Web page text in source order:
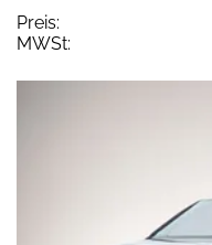
Preis:
MWSt: